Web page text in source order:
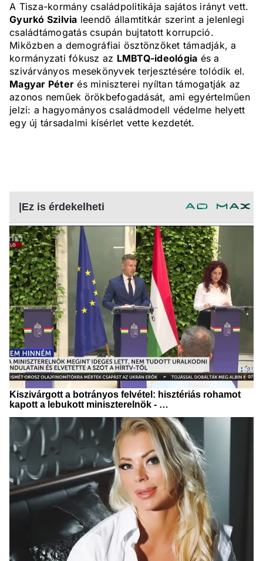
A Tisza-kormány családpolitikája sajátos irányt vett.
Gyurkó Szilvia leendő államtitkár szerint a jelenlegi
családtámogatás csupán bujtatott korrupció.
Miközben a demográfiai ösztönzőket támadják, a
kormányzati fókusz az LMBTQ-ideológia és a
szivárványos mesekönyvek terjesztésére tolódik el.
Magyar Péter és miniszterei nyíltan támogatják az
azonos neműek örökbefogadását, ami egyértelműen
jelzi: a hagyományos családmodell védelme helyett
egy új társadalmi kísérlet vette kezdetét.